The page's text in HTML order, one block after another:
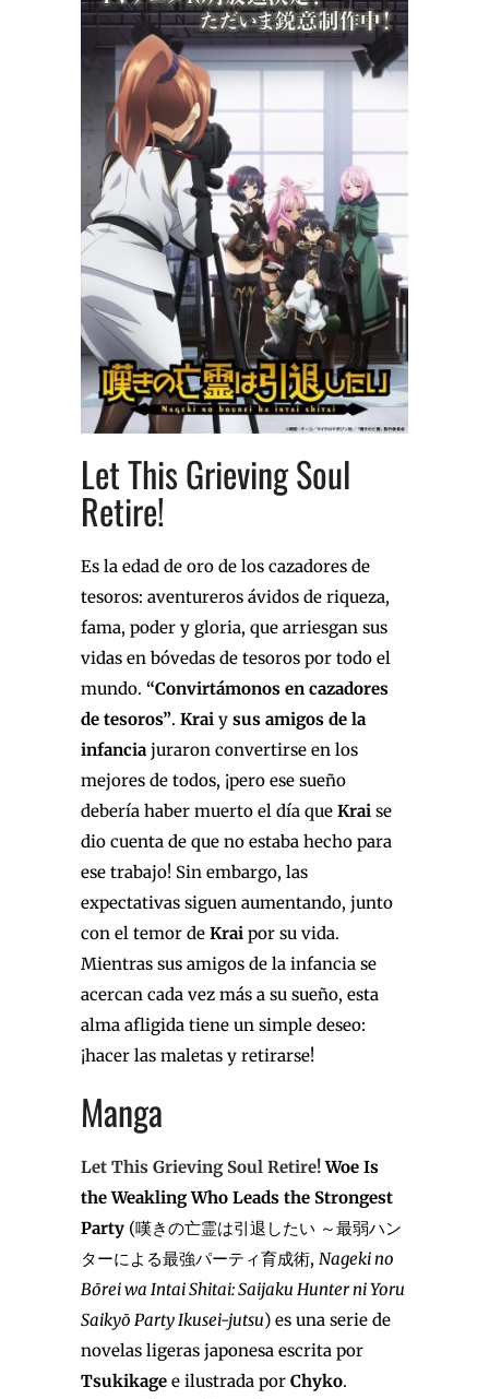
Let This Grieving Soul
Retire!
Es la edad de oro de los cazadores de
tesoros: aventureros ávidos de riqueza,
fama, poder y gloria, que arriesgan sus
vidas en bóvedas de tesoros por todo el
mundo. “Convirtámonos en cazadores
de tesoros”. Krai y sus amigos de la
infancia juraron convertirse en los
mejores de todos, ¡pero ese sueño
debería haber muerto el día que Krai se
dio cuenta de que no estaba hecho para
ese trabajo! Sin embargo, las
expectativas siguen aumentando, junto
con el temor de Krai por su vida.
Mientras sus amigos de la infancia se
acercan cada vez más a su sueño, esta
alma afligida tiene un simple deseo:
¡hacer las maletas y retirarse!
Manga
Let This Grieving Soul Retire!Woe Is
the Weakling Who Leads the Strongest
Party (嘆きの亡霊は引退したい ～最弱ハン
ターによる最強パーティ育成術, Nageki no
Bōrei wa Intai Shitai: Saijaku Hunter ni Yoru
Saikyō Party Ikusei-jutsu) es una serie de
novelas ligeras japonesa escrita por
Tsukikage e ilustrada por Chyko.